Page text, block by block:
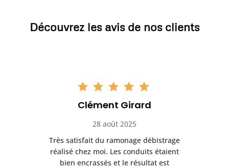
Découvrez les avis de nos clients
Clément Girard
28 août 2025
Très satisfait du ramonage débistrage
réalisé chez moi. Les conduits étaient
bien encrassés et le résultat est